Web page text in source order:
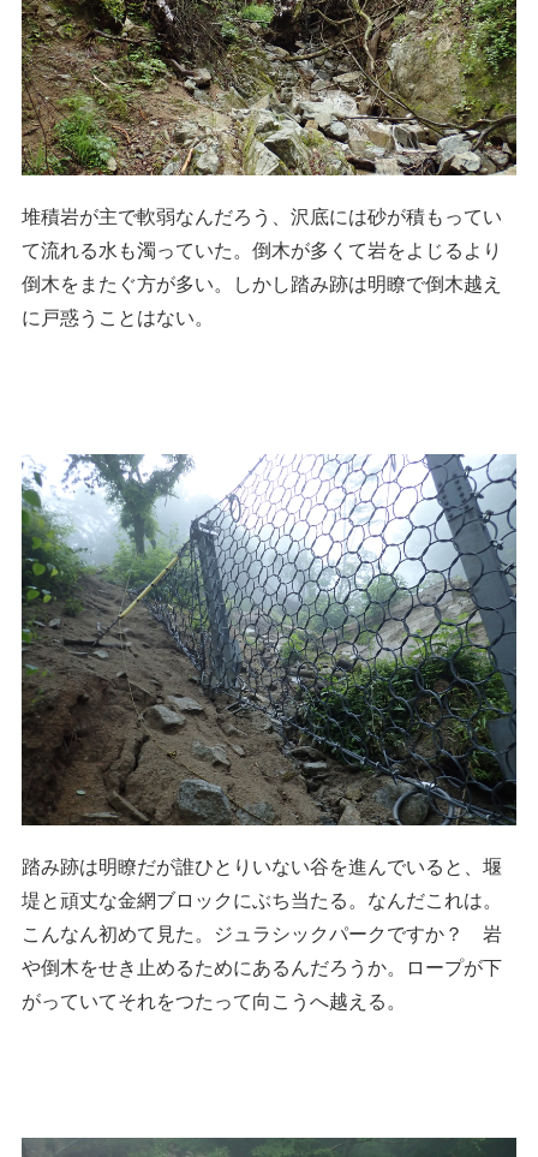
堆積岩が主で軟弱なんだろう、沢底には砂が積もってい
て流れる水も濁っていた。倒木が多くて岩をよじるより
倒木をまたぐ方が多い。しかし踏み跡は明瞭で倒木越え
に戸惑うことはない。
踏み跡は明瞭だが誰ひとりいない谷を進んでいると、堰
堤と頑丈な金網ブロックにぶち当たる。なんだこれは。
こんなん初めて見た。ジュラシックパークですか？ 岩
や倒木をせき止めるためにあるんだろうか。ロープが下
がっていてそれをつたって向こうへ越える。